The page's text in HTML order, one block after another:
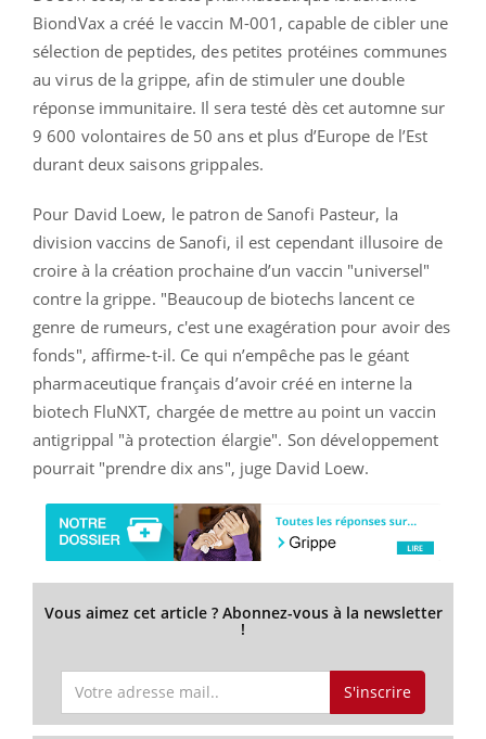
BiondVax a créé le vaccin M-001, capable de cibler une
sélection de peptides, des petites protéines communes
au virus de la grippe, afin de stimuler une double
réponse immunitaire. Il sera testé dès cet automne sur
9 600 volontaires de 50 ans et plus d’Europe de l’Est
durant deux saisons grippales.
Pour David Loew, le patron de Sanofi Pasteur, la
division vaccins de Sanofi, il est cependant illusoire de
croire à la création prochaine d’un vaccin "universel"
contre la grippe. "Beaucoup de biotechs lancent ce
genre de rumeurs, c'est une exagération pour avoir des
fonds", affirme-t-il. Ce qui n’empêche pas le géant
pharmaceutique français d’avoir créé en interne la
biotech FluNXT, chargée de mettre au point un vaccin
antigrippal "à protection élargie". Son développement
pourrait "prendre dix ans", juge David Loew.
Vous aimez cet article ? Abonnez-vous à la newsletter
!
S'inscrire